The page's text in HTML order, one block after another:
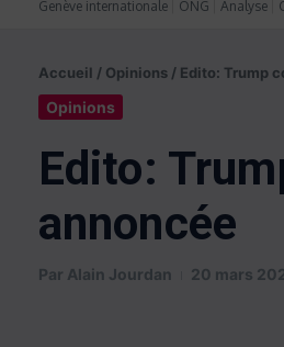
Genève internationale ONG Analyse
Accueil / Opinions/ Edito: Trump
Opinions
Edito:
annoncée
Par Alain Jourdan 20 mars